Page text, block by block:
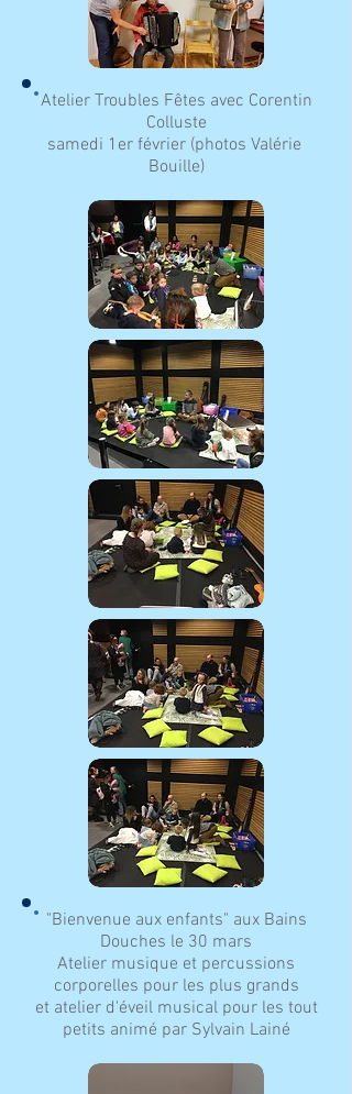
Atelier Troubles Fêtes avec Corentin
Colluste
samedi 1er février (photos Valérie
Bouille)
"Bienvenue aux enfants" aux Bains
Douches le 30 mars
Atelier musique et percussions
corporelles pour les plus grands
et atelier d'éveil musical pour les tout
petits animé par Sylvain Lainé